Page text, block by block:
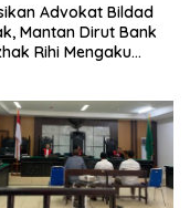
Advokat Bildad
Mantan Dirut Bank
Rihi Mengaku